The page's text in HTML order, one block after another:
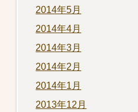
2014年5月
2014年4月
2014年3月
2014年2月
2014年1月
2013年12月